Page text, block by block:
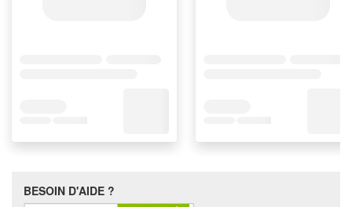
BESOIN D'AIDE ?